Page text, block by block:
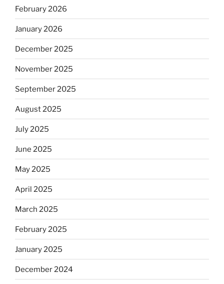
February 2026
January 2026
December 2025
November 2025
September 2025
August 2025
July 2025
June 2025
May 2025
April 2025
March 2025
February 2025
January 2025
December 2024